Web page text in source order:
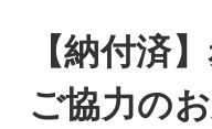
【納付済
ご協力の